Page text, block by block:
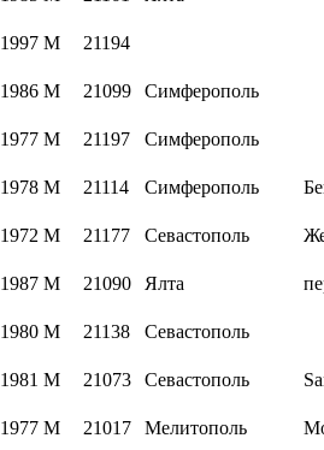
1997 M 21194
1986 M 21099 Симферополь
1977 M 21197 Симферополь
1978 M 21114 Симферополь
1972 M 21177 Севастополь
1987 M 21090 Ялта
1980 M 21138 Севастополь
1981 M 21073 Севастополь
1977 M 21017 Мелитополь